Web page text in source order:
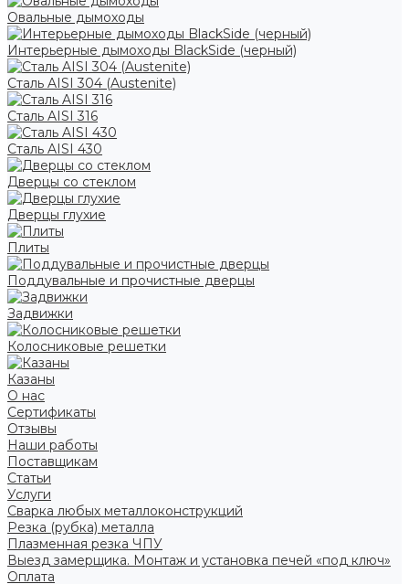
Овальные дымоходы
Интерьерные дымоходы BlackSide (черный)
Сталь AISI 304 (Austenite)
Сталь AISI 316
Сталь AISI 430
Дверцы со стеклом
Дверцы глухие
Плиты
Поддувальные и прочистные дверцы
Задвижки
Колосниковые решетки
Казаны
О нас
Сертификаты
Отзывы
Наши работы
Поставщикам
Статьи
Услуги
Сварка любых металлоконструкций
Резка (рубка) металла
Плазменная резка ЧПУ
Выезд замерщика. Монтаж и установка печей «под ключ»
Оплата